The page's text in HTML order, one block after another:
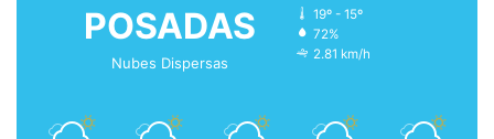
POSADAS
Nubes Dispersas
19º - 15º
72%
2.81 km/h